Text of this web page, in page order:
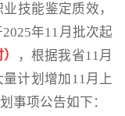
技能鉴定质效，
2025年11月 批次起
，根据我省11月
计划增加11月上
事项公告如下：